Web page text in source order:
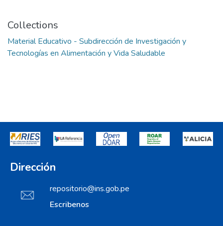
Collections
Material Educativo - Subdirección de Investigación y
Tecnologías en Alimentación y Vida Saludable
Dirección
repositorio@ins.gob.pe
Escribenos